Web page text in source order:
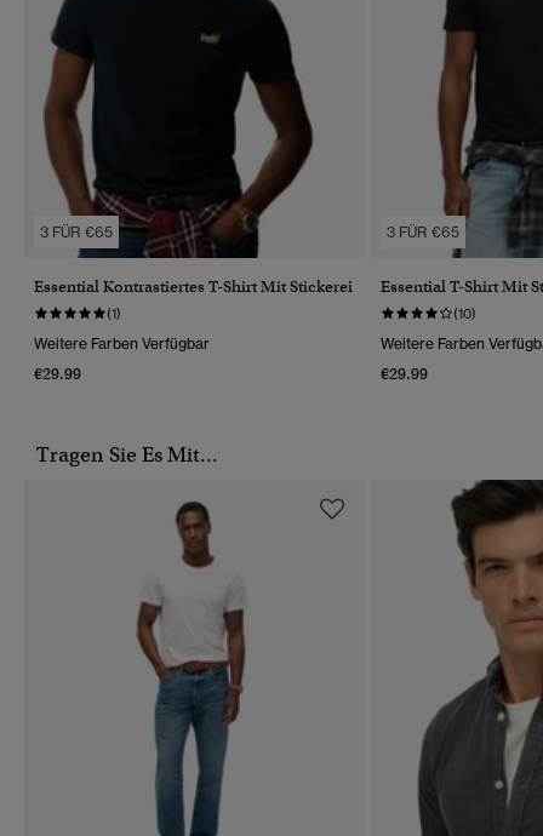
3 FÜR €65
Essential Kontrastiertes T-Shirt Mit Stickerei
(1)
Weitere Farben Verfügbar
€29.99
3 FÜR €65
Essential T-Shirt Mit
(10)
Weitere Farben
€29.99
Tragen Sie Es Mit...